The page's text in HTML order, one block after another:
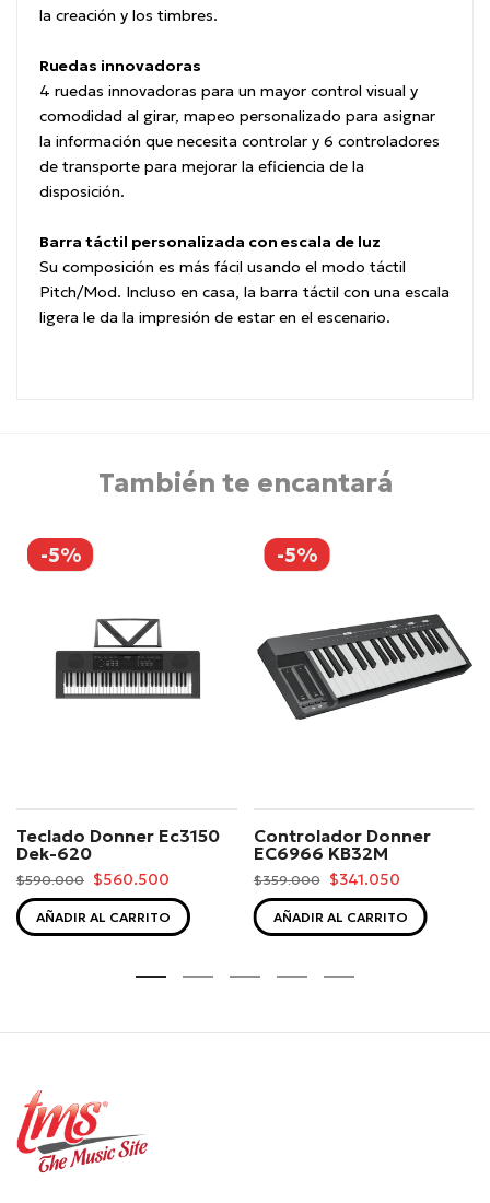
la creación y los timbres.
Ruedas innovadoras
4 ruedas innovadoras para un mayor control visual y
comodidad al girar, mapeo personalizado para asignar
la información que necesita controlar y 6 controladores
de transporte para mejorar la eficiencia de la
disposición.
Barra táctil personalizada con escala de luz
Su composición es más fácil usando el modo táctil
Pitch/Mod. Incluso en casa, la barra táctil con una escala
ligera le da la impresión de estar en el escenario.
También te encantará
-5%
Teclado Donner Ec3150
Dek-620
$590.000 $560.500
AÑADIR AL CARRITO
-5%
Controlador Donner
EC6966 KB32M
$359.000 $341.050
AÑADIR AL CARRITO